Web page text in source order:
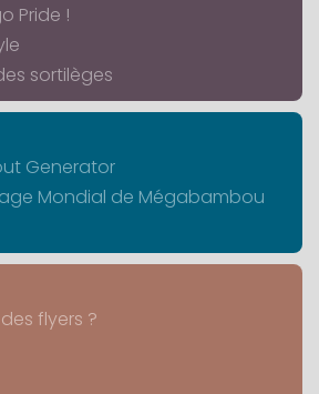
Pride !
sortilèges
Generator
Mondial de Mégabambou
flyers ?